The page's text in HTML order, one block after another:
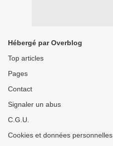
Hébergé par Overblog
Top articles
Pages
Contact
Signaler un abus
C.G.U.
Cookies et données personnelles